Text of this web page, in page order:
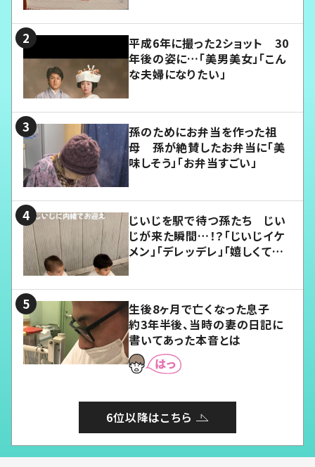
平成6年に撮った2ショット 30
年後の姿に…「美男美女」「こん
な夫婦になりたい」
孫のためにお弁当を作った祖
母 孫が絶賛したお弁当に「美
味しそう」「お弁当すごい」
じいじを駅で待つ孫たち じい
じが来た瞬間…！？「じいじイケ
メン」「デレッデレ」「嬉しくて可
生後8ヶ月で亡くなった息子
約3年半後、当時の妻の日記に
書いてあった本音とは
6位以降はこちら